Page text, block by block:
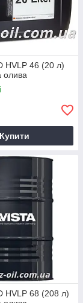
HVLP 46 (20 л)
олива
Купити
HVLP 68 (208 л)